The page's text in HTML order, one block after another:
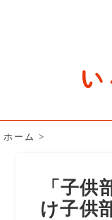
ホーム >
「子供
け子供